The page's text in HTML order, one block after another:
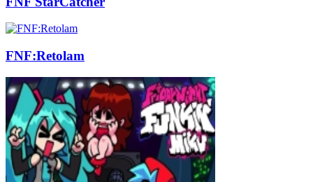
FNF:Retolam